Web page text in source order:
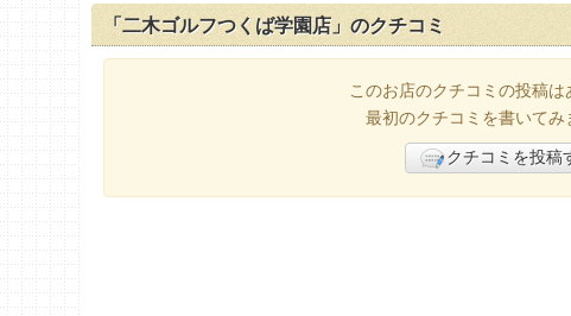
「二木ゴルフつくば学園店」のクチコミ
このお店のクチコミの投稿は
最初のクチコミを書いてみ
クチコミを投稿